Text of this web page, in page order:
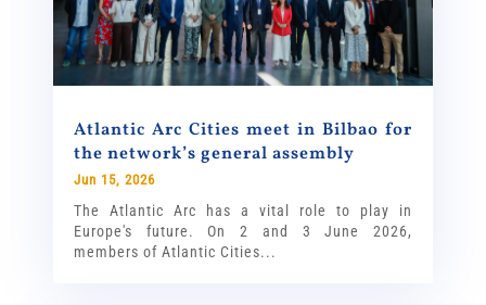
Atlantic Arc Cities meet in Bilbao for
the network’s general assembly
Jun 15, 2026
The Atlantic Arc has a vital role to play in
Europe's future. On 2 and 3 June 2026,
members of Atlantic Cities...